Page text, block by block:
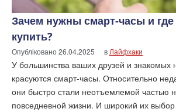
Зачем нужны смарт-часы и
купить?
Опубліковано26.04.2025 в Лайфхаки
У большинства ваших друзей и знакомых
красуются смарт-часы. Относительно
они быстро стали неотъемлемой частью
повседневной жизни. И широкий их